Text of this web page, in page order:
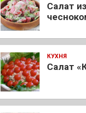
Салат
КУХНЯ
Салат